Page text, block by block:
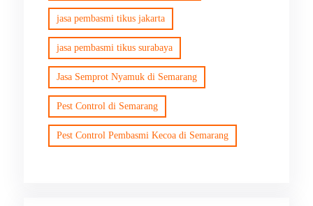
jasa pembasmi tikus jakarta
jasa pembasmi tikus surabaya
Jasa Semprot Nyamuk di Semarang
Pest Control di Semarang
Pest Control Pembasmi Kecoa di Semarang